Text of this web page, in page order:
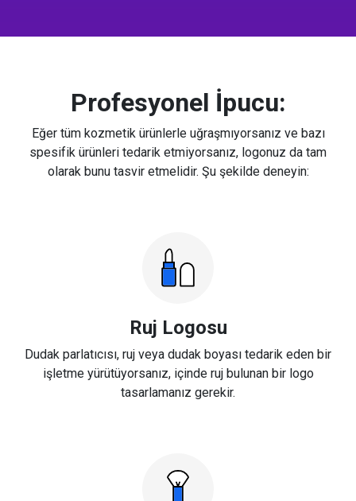
Profesyonel İpucu:
Eğer tüm kozmetik ürünlerle uğraşmıyorsanız ve bazı
spesifik ürünleri tedarik etmiyorsanız, logonuz da tam
olarak bunu tasvir etmelidir. Şu şekilde deneyin:
Ruj Logosu
Dudak parlatıcısı, ruj veya dudak boyası tedarik eden bir
işletme yürütüyorsanız, içinde ruj bulunan bir logo
tasarlamanız gerekir.